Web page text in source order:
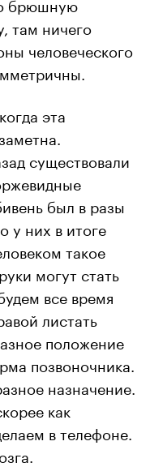
там ничего
человеческого
эта
существовали
был в разы
у них в итоге
такое
могут стать
все время
листать
положение
позвоночника.
назначение.
как
в телефоне.